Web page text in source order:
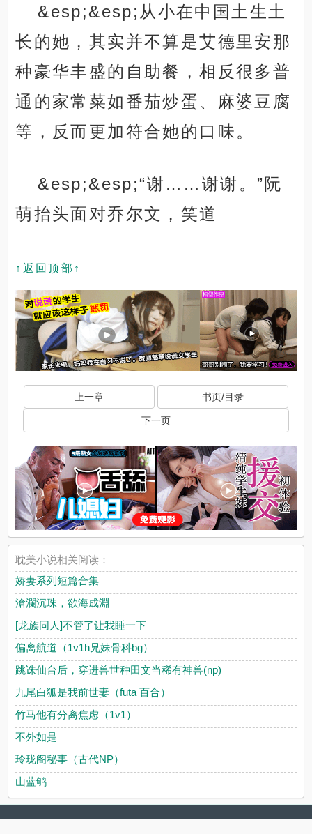
&esp;&esp;从小在中国土生土
长的她，其实并不算是艾德里安那
种豪华丰盛的自助餐，相反很多普
通的家常菜如番茄炒蛋、麻婆豆腐
等，反而更加符合她的口味。
&esp;&esp;“谢……谢谢。”阮
萌抬头面对乔尔文，笑道
↑返回顶部↑
上一章 书页/目录
下一页
耽美小说相关阅读：
娇妻系列短篇合集
滄瀾沉珠，欲海成淵
[龙族同人]不管了让我睡一下
偏离航道（1v1h兄妹骨科bg）
跳诛仙台后，穿进兽世种田文当稀有神兽(np)
九尾白狐是我前世妻（futa 百合）
竹马他有分离焦虑（1v1）
不外如是
玲珑阁秘事（古代NP）
山蓝鸲